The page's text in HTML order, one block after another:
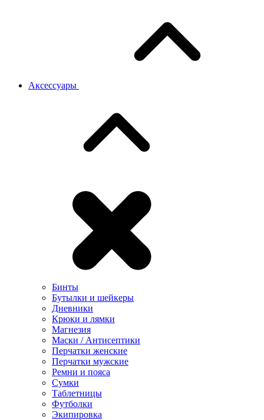
Аксессуары
Бинты
Бутылки и шейкеры
Дневники
Крюки и лямки
Магнезия
Маски / Антисептики
Перчатки женские
Перчатки мужские
Ремни и пояса
Сумки
Таблетницы
Футболки
Экипировка